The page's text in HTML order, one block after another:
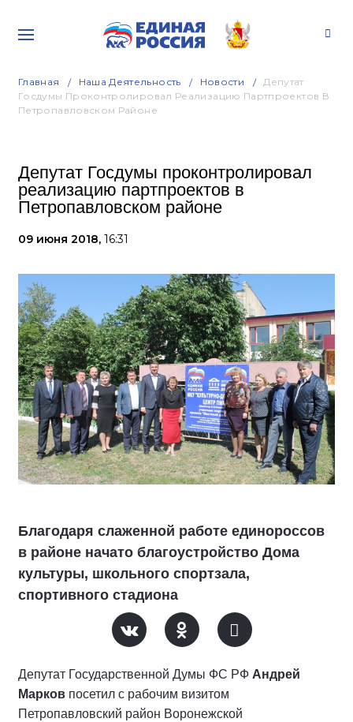
Главная Наша Деятельность Новости
Депутат
Госдумы Проконтролировал Реализацию Партпроектов В
Петропавловском Районе
Депутат Госдумы проконтролировал
реализацию партпроектов в
Петропавловском районе
09 июня 2018, 16:31
Благодаря слаженной работе единороссов
в районе начато благоустройство Дома
культуры, школьного спортзала,
спортивного стадиона
Депутат Государственной Думы ФС РФ Андрей
Марков посетил с рабочим визитом
Петропавловский район Воронежской